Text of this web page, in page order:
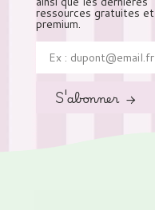
ressources gratuites et
premium.
S'abonner →